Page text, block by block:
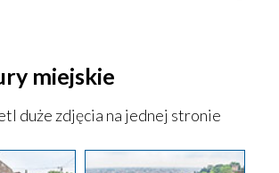
miejskie
duże zdjęcia na jednej stronie